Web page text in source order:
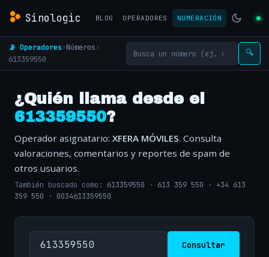
Sinologic BLOG OPERADORES NUMERACIÓN
📡 Operadores›Números›
613359550
🔍
¿Quién llama desde el
613359550?
Operador asignatario: XFERA MÓVILES. Consulta
valoraciones, comentarios y reportes de spam de
otros usuarios.
También buscado como: 613359550 · 613 359 550 · +34 613
359 550 · 0034613359550
Consultar